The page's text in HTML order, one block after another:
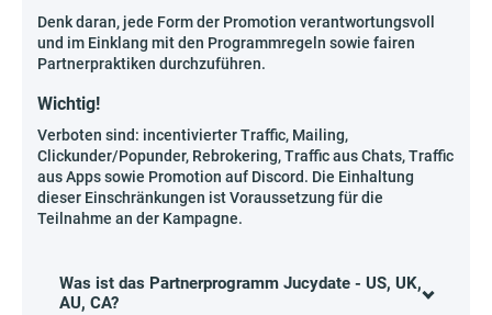
Denk daran, jede Form der Promotion verantwortungsvoll
und im Einklang mit den Programmregeln sowie fairen
Partnerpraktiken durchzuführen.
Wichtig!
Verboten sind: incentivierter Traffic, Mailing,
Clickunder/Popunder, Rebrokering, Traffic aus Chats, Traffic
aus Apps sowie Promotion auf Discord. Die Einhaltung
dieser Einschränkungen ist Voraussetzung für die
Teilnahme an der Kampagne.
Was ist das Partnerprogramm Jucydate - US, UK,
AU, CA?